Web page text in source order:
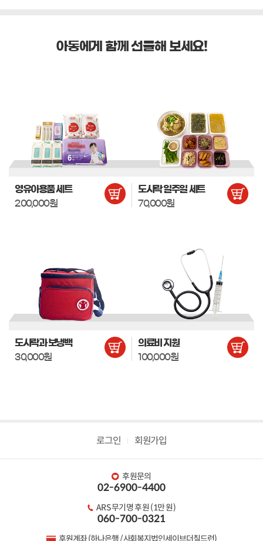
아동에게 함께 선물해 보세요!
영유아용품 세트
200,000원
도시락 일주일 세트
70,000원
도시락과 보냉백
30,000원
의료비 지원
100,000원
로그인 회원가입
후원문의
02-6900-4400
ARS 무기명 후원 (1만 원)
060-700-0321
후원계좌 (하나은행 / 사회복지법인세이브더칠드런)